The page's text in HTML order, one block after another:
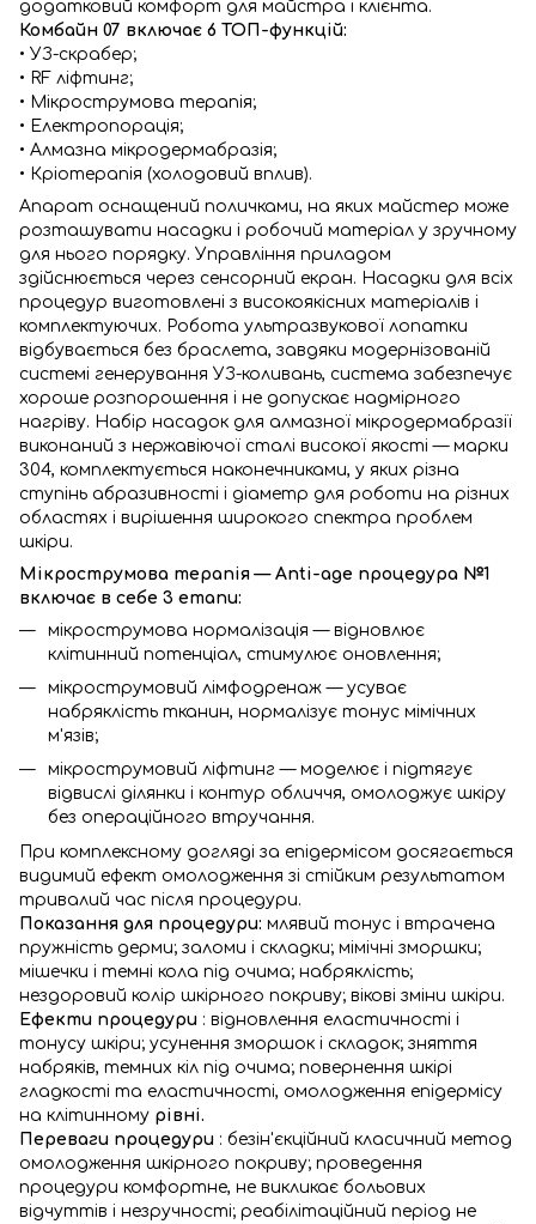
додатковий комфорт для майстра і клієнта.
Комбайн 07 включає 6 ТОП-функцій:
• УЗ-скрабер;
• RF ліфтинг;
• Мікрострумова терапія;
• Електропорація;
• Алмазна мікродермабразія;
• Кріотерапія (холодовий вплив).
Апарат оснащений поличками, на яких майстер може
розташувати насадки і робочий матеріал у зручному
для нього порядку. Управління приладом
здійснюється через сенсорний екран. Насадки для всіх
процедур виготовлені з високоякісних матеріалів і
комплектуючих. Робота ультразвукової лопатки
відбувається без браслета, завдяки модернізованій
системі генерування УЗ-коливань, система забезпечує
хороше розпорошення і не допускає надмірного
нагріву. Набір насадок для алмазної мікродермабразії
виконаний з нержавіючої сталі високої якості — марки
304, комплектується наконечниками, у яких різна
ступінь абразивності і діаметр для роботи на різних
областях і вирішення широкого спектра проблем
шкіри.
Мікрострумова терапія — Anti-age процедура №1
включає в себе 3 етапи:
мікрострумова нормалізація — відновлює
клітинний потенціал, стимулює оновлення;
мікрострумовий лімфодренаж — усуває
набряклість тканин, нормалізує тонус мімічних
м'язів;
мікрострумовий ліфтинг — моделює і підтягує
відвислі ділянки і контур обличчя, омолоджує шкіру
без операційного втручання.
При комплексному догляді за епідермісом досягається
видимий ефект омолодження зі стійким результатом
тривалий час після процедури.
Показання для процедури: млявий тонус і втрачена
пружність дерми; заломи і складки; мімічні зморшки;
мішечки і темні кола під очима; набряклість;
нездоровий колір шкірного покриву; вікові зміни шкіри.
Ефекти процедури : відновлення еластичності і
тонусу шкіри; усунення зморшок і складок; зняття
набряків, темних кіл під очима; повернення шкірі
гладкості та еластичності, омолодження епідермісу
на клітинному рівні.
Переваги процедури : безін'єкційний класичний метод
омолодження шкірного покриву; проведення
процедури комфортне, не викликає больових
відчуттів і незручності; реабілітаційний період не